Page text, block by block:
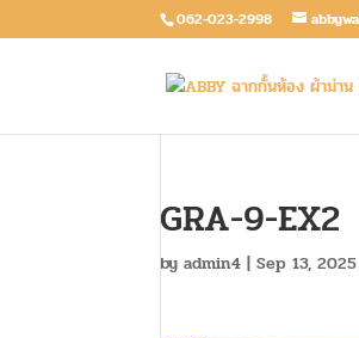
062-023-2998
GRA-9-EX2
byadmin4 |Sep 13, 2025